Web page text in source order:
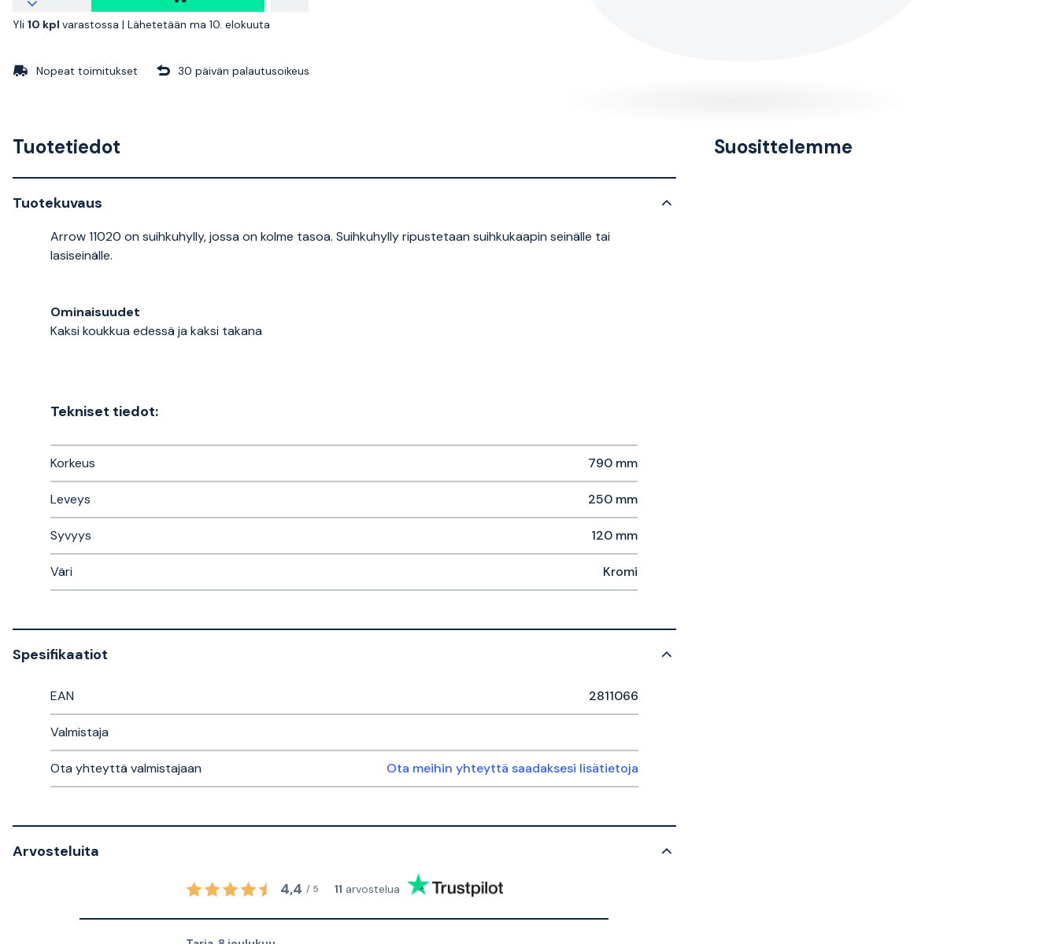
Yli 10 kpl varastossa | Lähetetään ma 10. elokuuta
Nopeat toimitukset 30 päivän palautusoikeus
Tuotetiedot
Tuotekuvaus
Arrow 11020 on suihkuhylly, jossa on kolme tasoa. Suihkuhylly ripustetaan suihkukaapin seinälle tai
lasiseinälle.
Ominaisuudet
Kaksi koukkua edessä ja kaksi takana
Tekniset tiedot:
Korkeus 790 mm
Leveys 250 mm
Syvyys 120 mm
Väri Kromi
Spesifikaatiot
EAN 2811066
Valmistaja
Ota yhteyttä valmistajaan Ota meihin yhteyttä saadaksesi lisätietoja
Arvosteluita
4,4 / 5 11 arvostelua
Suosittelemme